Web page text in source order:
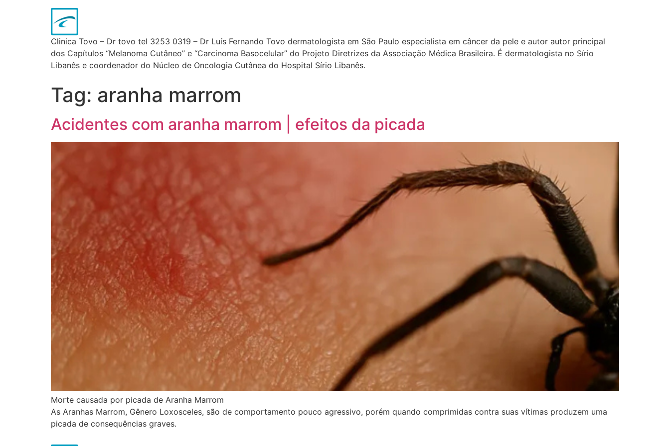
Clinica Tovo – Dr tovo tel 3253 0319 – Dr Luís Fernando Tovo dermatologista em São Paulo especialista em câncer da pele e autor autor principal
dos Capítulos “Melanoma Cutâneo” e “Carcinoma Basocelular” do Projeto Diretrizes da Associação Médica Brasileira. É dermatologista no Sírio
Libanês e coordenador do Núcleo de Oncologia Cutânea do Hospital Sírio Libanês.
Tag: aranha marrom
Acidentes com aranha marrom | efeitos da picada
Morte causada por picada de Aranha Marrom
As Aranhas Marrom, Gênero Loxosceles, são de comportamento pouco agressivo, porém quando comprimidas contra suas vítimas produzem uma
picada de consequências graves.